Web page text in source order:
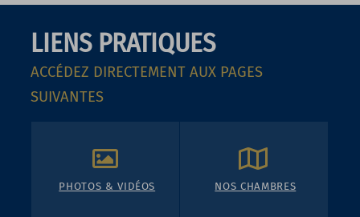
LIENS PRATIQUES
ACCÉDEZ DIRECTEMENT AUX PAGES
SUIVANTES
PHOTOS & VIDÉOS NOS CHAMBRES